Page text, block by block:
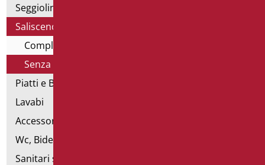
Seggiolini vasca e doccia
Saliscendi doccia di sostegno
Completo di doccia e flex
Senza doccia e flex
Piatti e Box Doccia
Lavabi
Accessori per Lavabo
Wc, Bidet e pareti attrezzate
Sanitari speciali